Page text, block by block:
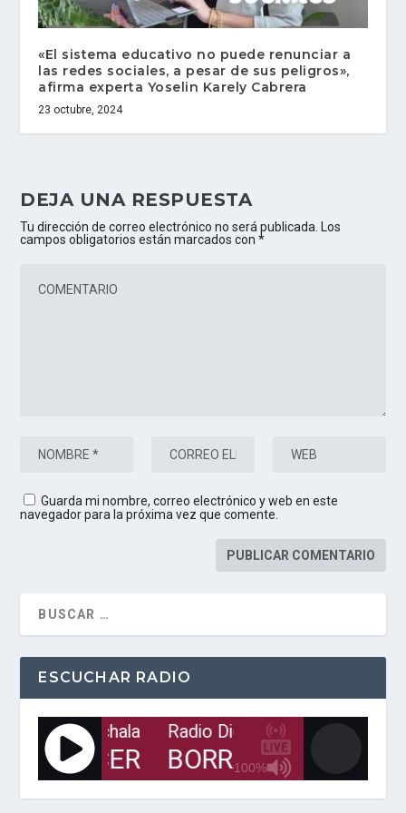
«El sistema educativo no puede renunciar a
las redes sociales, a pesar de sus peligros»,
afirma experta Yoselin Karely Cabrera
23 octubre, 2024
DEJA UNA RESPUESTA
Tu dirección de correo electrónico no será publicada.
Los
campos obligatorios están marcados con*
Guarda mi nombre, correo electrónico y web en este
navegador para la próxima vez que comente.
ESCUCHAR RADIO
100%
Digital de Machala Radio Digital de Machala
BORRACHO